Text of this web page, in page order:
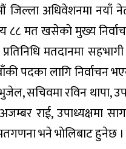
जिल्ला अधिवेशनमा
८८ मत खसेकाे मुख्य
मतदानमा
पदका लागि
सचिवमा रविन थापा,
राई, उपाध्यक्षमा
भने भाेलिबाट हुनेछ ।